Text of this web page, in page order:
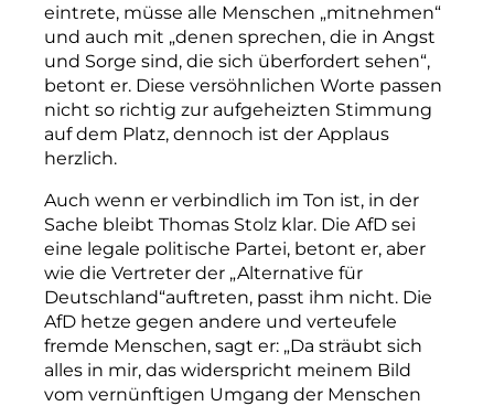
eintrete, müsse alle Menschen „mitnehmen“
und auch mit „denen sprechen, die in Angst
und Sorge sind, die sich überfordert sehen“,
betont er. Diese versöhnlichen Worte passen
nicht so richtig zur aufgeheizten Stimmung
auf dem Platz, dennoch ist der Applaus
herzlich.
Auch wenn er verbindlich im Ton ist, in der
Sache bleibt Thomas Stolz klar. Die AfD sei
eine legale politische Partei, betont er, aber
wie die Vertreter der „Alternative für
Deutschland“auftreten, passt ihm nicht. Die
AfD hetze gegen andere und verteufele
fremde Menschen, sagt er: „Da sträubt sich
alles in mir, das widerspricht meinem Bild
vom vernünftigen Umgang der Menschen